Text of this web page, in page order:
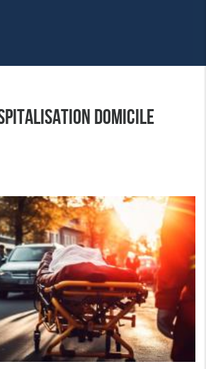
DOMICILE